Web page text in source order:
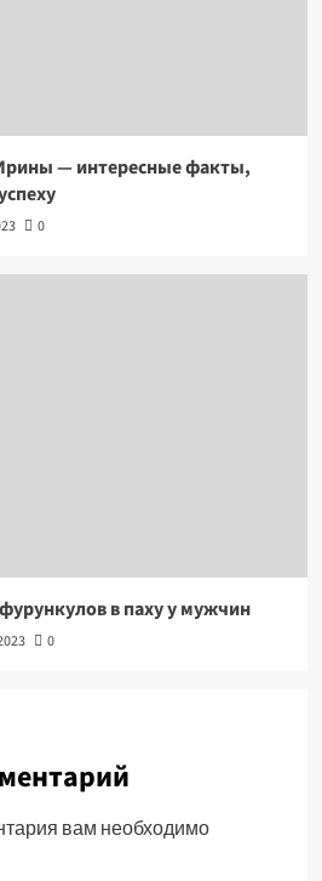
— интересные факты,
0
в паху у мужчин
0
вам необходимо